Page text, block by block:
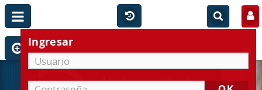
Ingresar